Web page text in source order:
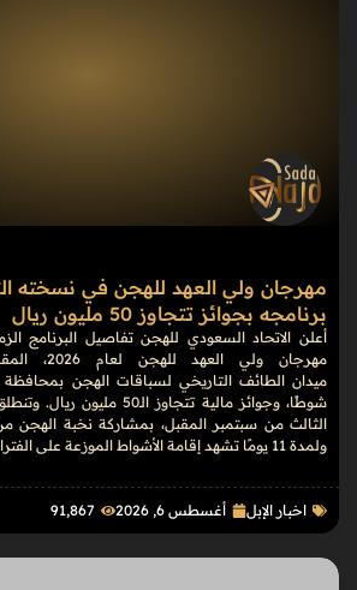
مهرجان ولي العهد للهجن في نسخته
برنامجه بجوائز تتجاوز 50 مليون ريال
أعلن الاتحاد السعودي للهجن تفاصيل البرنامج
مهرجان ولي
شوطًا، وجوائز مالية تتجاوز
الثالث من سبتمبر المقبل، بمشاركة نخبة الهجن
ولمدة 11 يومًا تشهد إقامة الأشواط الموزعة على الفترات […]
اخبار الإبل أغسطس 6, 2026 91٬867